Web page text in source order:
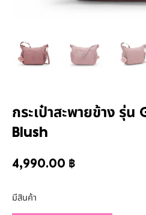
กระเป๋าสะพายข้าง รุ่น
Blush
4,990.00 ฿
มีสินค้า